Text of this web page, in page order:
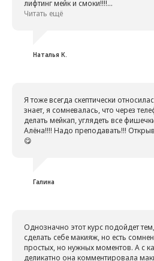
может быть. Нужны лишь знания и
и тонкий танец света-тени,
женщин красивыми, вдохновляете
лифтинг мейк и смоки!!!!
С большим уважением к
Читать ещё
Наталья К.
Я тоже всегда скептически
знает, я сомневалась, что через
делать мейкап, углядеть все
Алёна!!!! Надо преподавать!!!
😋
Галина
Однозначно этот курс подойдет
сделать себе макияж, но есть
простых, но нужных моментов. А с
деликатно она комментировала